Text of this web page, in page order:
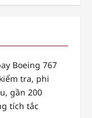
Boeing 767
tra, phi
gần 200
tích tắc